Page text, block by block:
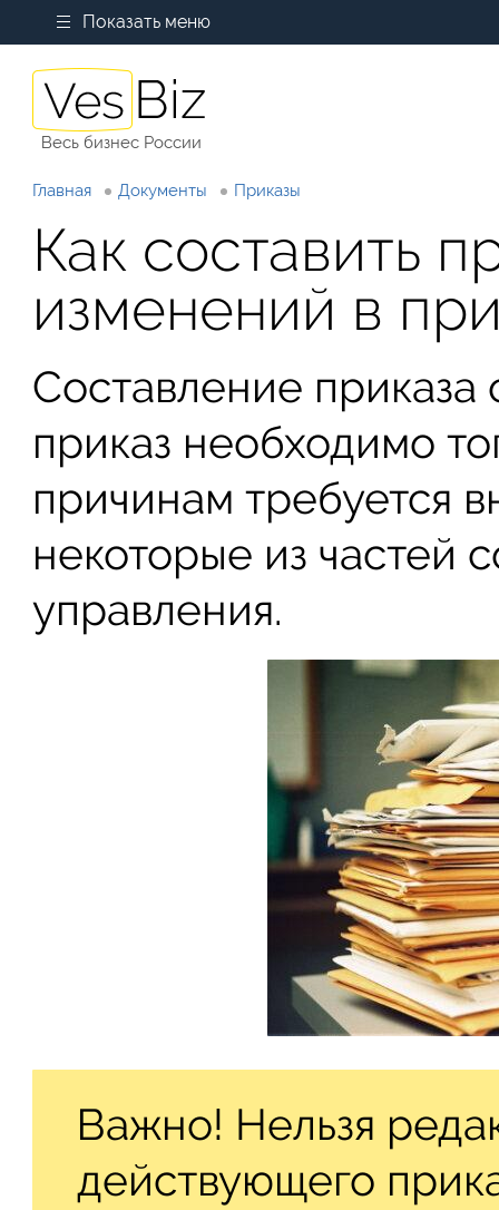
Показать меню
Весь бизнес России
Главная Документы Приказы
Как составить
изменений в
Составление
приказ необходимо
причинам требуется
некоторые из частей
управления.
Важно! Нельзя
действующего